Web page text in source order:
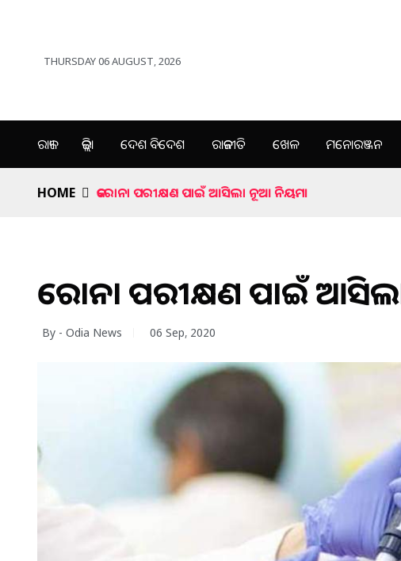
THURSDAY 06 AUGUST, 2026
ରାଜ୍ୟ ଜିଲ୍ଲା ଦେଶ ବିଦେଶ ରାଜନୀତି ଖେଳ ମନୋରଞ୍ଜନ
HOME କରୋନା ପରୀକ୍ଷଣ ପାଇଁ ଆସିଲା ନୂଆ ନିୟମ।
କରୋନା ପରୀକ୍ଷଣ ପାଇଁ
By - Odia News 06 Sep, 2020